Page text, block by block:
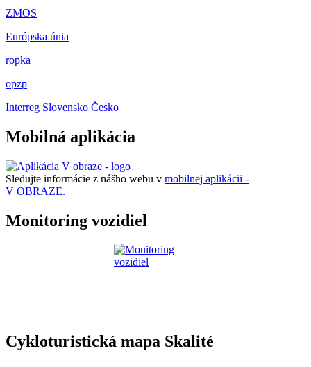
ZMOS
Európska únia
ropka
opzp
Interreg Slovensko Česko
Mobilná aplikácia
Sledujte informácie z nášho webu v mobilnej aplikácii -
V OBRAZE.
Monitoring vozidiel
Cykloturistická mapa Skalité